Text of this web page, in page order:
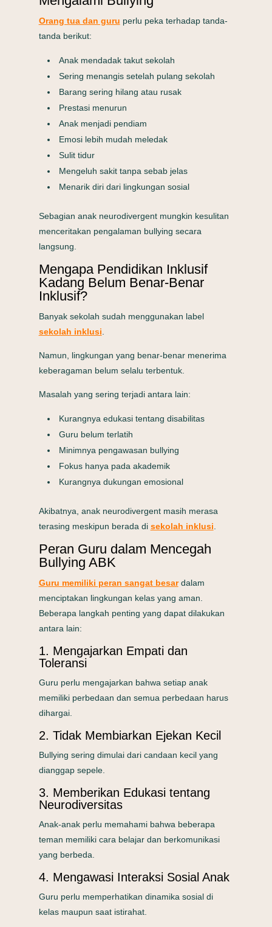
Orang tua dan guru perlu peka terhadap tanda-
tanda berikut:
Anak mendadak takut sekolah
Sering menangis setelah pulang sekolah
Barang sering hilang atau rusak
Prestasi menurun
Anak menjadi pendiam
Emosi lebih mudah meledak
Sulit tidur
Mengeluh sakit tanpa sebab jelas
Menarik diri dari lingkungan sosial
Sebagian anak neurodivergent mungkin kesulitan
menceritakan pengalaman bullying secara
langsung.
Mengapa Pendidikan Inklusif
Kadang Belum Benar-Benar
Inklusif?
Banyak sekolah sudah menggunakan label
sekolah inklusi.
Namun, lingkungan yang benar-benar menerima
keberagaman belum selalu terbentuk.
Masalah yang sering terjadi antara lain:
Kurangnya edukasi tentang disabilitas
Guru belum terlatih
Minimnya pengawasan bullying
Fokus hanya pada akademik
Kurangnya dukungan emosional
Akibatnya, anak neurodivergent masih merasa
terasing meskipun berada di sekolah inklusi.
Peran Guru dalam Mencegah
Bullying ABK
Guru memiliki peran sangat besardalam
menciptakan lingkungan kelas yang aman.
Beberapa langkah penting yang dapat dilakukan
antara lain:
1. Mengajarkan Empati dan
Toleransi
Guru perlu mengajarkan bahwa setiap anak
memiliki perbedaan dan semua perbedaan harus
dihargai.
2. Tidak Membiarkan Ejekan Kecil
Bullying sering dimulai dari candaan kecil yang
dianggap sepele.
3. Memberikan Edukasi tentang
Neurodiversitas
Anak-anak perlu memahami bahwa beberapa
teman memiliki cara belajar dan berkomunikasi
yang berbeda.
4. Mengawasi Interaksi Sosial Anak
Guru perlu memperhatikan dinamika sosial di
kelas maupun saat istirahat.